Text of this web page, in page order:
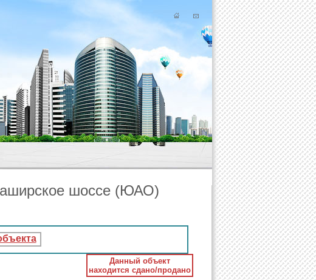
шоссе (ЮАО)
Данный объект
находится сдано/продано